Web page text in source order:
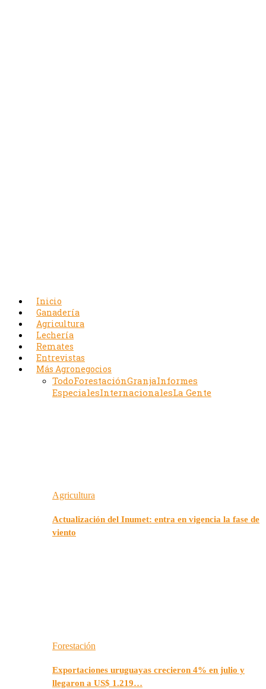
Inicio
Ganadería
Agricultura
Lechería
Remates
Entrevistas
Más Agronegocios
TodoForestaciónGranjaInformes
EspecialesInternacionalesLa Gente
Agricultura
Actualización del Inumet: entra en vigencia la fase de
viento
Forestación
Exportaciones uruguayas crecieron 4% en julio y
llegaron a US$ 1.219…